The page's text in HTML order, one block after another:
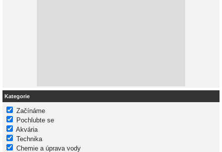
Kategorie
Začínáme
Pochlubte se
Akvária
Technika
Chemie a úprava vody